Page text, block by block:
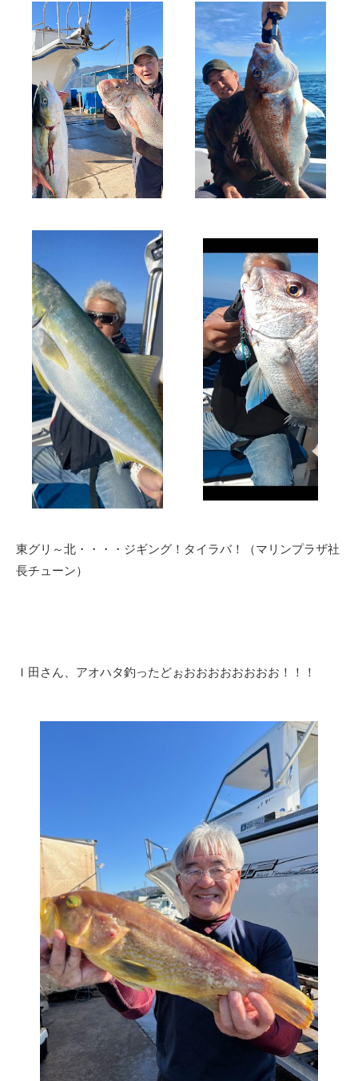
東グリ～北・・・・ジギング！タイラバ！（マリンプラザ社
長チューン）
Ｉ田さん、アオハタ釣ったどぉおおおおおおおお！！！